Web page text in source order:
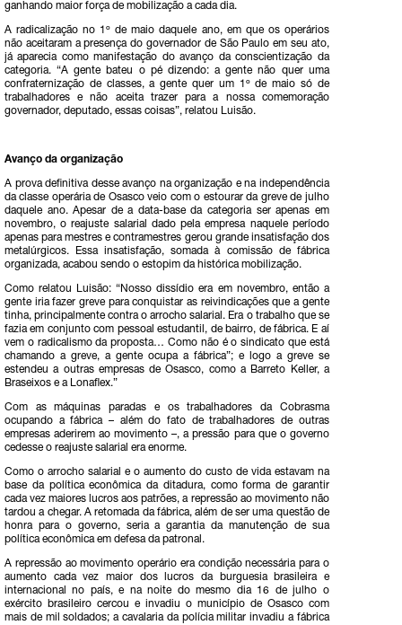
ganhando maior força de mobilização a cada dia.
A radicalização no 1º de maio daquele ano, em que os operários
não aceitaram a presença do governador de São Paulo em seu ato,
já aparecia como manifestação do avanço da conscientização da
categoria. “A gente bateu o pé dizendo: a gente não quer uma
confraternização de classes, a gente quer um 1º de maio só de
trabalhadores e não aceita trazer para a nossa comemoração
governador, deputado, essas coisas”, relatou Luisão.
Avanço da organização
A prova definitiva desse avanço na organização e na independência
da classe operária de Osasco veio com o estourar da greve de julho
daquele ano. Apesar de a data-base da categoria ser apenas em
novembro, o reajuste salarial dado pela empresa naquele período
apenas para mestres e contramestres gerou grande insatisfação dos
metalúrgicos. Essa insatisfação, somada à comissão de fábrica
organizada, acabou sendo o estopim da histórica mobilização.
Como relatou Luisão: “Nosso dissídio era em novembro, então a
gente iria fazer greve para conquistar as reivindicações que a gente
tinha, principalmente contra o arrocho salarial. Era o trabalho que se
fazia em conjunto com pessoal estudantil, de bairro, de fábrica. E aí
vem o radicalismo da proposta… Como não é o sindicato que está
chamando a greve, a gente ocupa a fábrica”; e logo a greve se
estendeu a outras empresas de Osasco, como a Barreto Keller, a
Braseixos e a Lonaflex.”
Com as máquinas paradas e os trabalhadores da Cobrasma
ocupando a fábrica – além do fato de trabalhadores de outras
empresas aderirem ao movimento –, a pressão para que o governo
cedesse o reajuste salarial era enorme.
Como o arrocho salarial e o aumento do custo de vida estavam na
base da política econômica da ditadura, como forma de garantir
cada vez maiores lucros aos patrões, a repressão ao movimento não
tardou a chegar. A retomada da fábrica, além de ser uma questão de
honra para o governo, seria a garantia da manutenção de sua
política econômica em defesa da patronal.
A repressão ao movimento operário era condição necessária para o
aumento cada vez maior dos lucros da burguesia brasileira e
internacional no país, e na noite do mesmo dia 16 de julho o
exército brasileiro cercou e invadiu o município de Osasco com
mais de mil soldados; a cavalaria da polícia militar invadiu a fábrica